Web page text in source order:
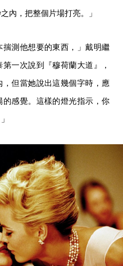
內，把整個片場打亮。」
揣測他想要的東西，」戴明繼
一次說到『穆荷蘭大道』，
，但當她說出這幾個字時，應
感覺。這樣的燈光指示，你